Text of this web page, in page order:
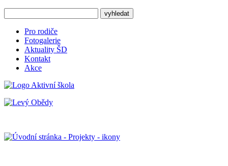
Pro rodiče
Fotogalerie
Aktuality ŠD
Kontakt
Akce